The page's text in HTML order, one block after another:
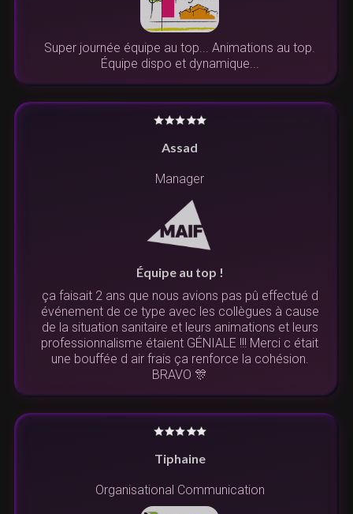
Super journée équipe au top... Animations au top.
Équipe dispo et dynamique...
Assad
Manager
Équipe au top !
ça faisait 2 ans que nous avions pas pû effectué d
événement de ce type avec les collègues à cause
de la situation sanitaire et leurs animations et leurs
professionnalisme étaient GÉNIALE !!! Merci c était
une bouffée d air frais ça renforce la cohésion.
BRAVO 🎊
Tiphaine
Organisational Communication